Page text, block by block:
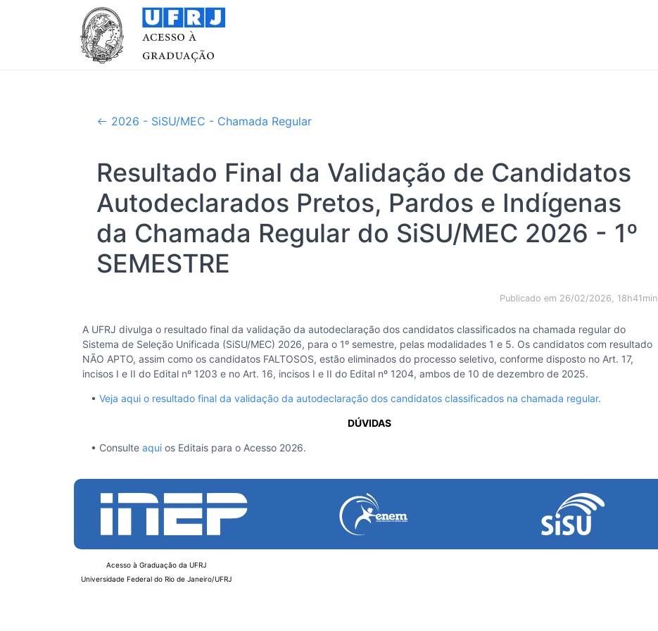
2026 - SiSU/MEC - Chamada Regular
Resultado Final da Validação de Candidatos
Autodeclarados Pretos, Pardos e Indígenas
da Chamada Regular do SiSU/MEC 2026 - 1º
SEMESTRE
Publicado em 26/02/2026, 18h41min
A UFRJ divulga o resultado final da validação da autodeclaração dos candidatos classificados na chamada regular do
Sistema de Seleção Unificada (SiSU/MEC) 2026, para o 1º semestre, pelas modalidades 1 e 5. Os candidatos com resultado
NÃO APTO, assim como os candidatos FALTOSOS, estão eliminados do processo seletivo, conforme disposto no Art. 17,
incisos I e II do Edital nº 1203 e no Art. 16, incisos I e II do Edital nº 1204, ambos de 10 de dezembro de 2025.
• Veja aqui o resultado final da validação da autodeclaração dos candidatos classificados na chamada regular.
DÚVIDAS
• Consulte aqui os Editais para o Acesso 2026.
Acesso à Graduação da UFRJ
Universidade Federal do Rio de Janeiro/UFRJ